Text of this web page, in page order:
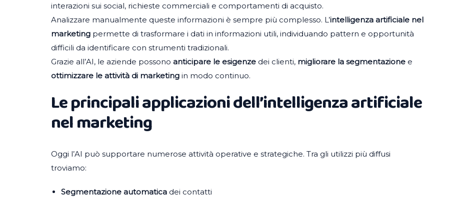
interazioni sui social, richieste commerciali e comportamenti di acquisto.
Analizzare manualmente queste informazioni è sempre più complesso. L’intelligenza artificiale nel
marketing permette di trasformare i dati in informazioni utili, individuando pattern e opportunità
difficili da identificare con strumenti tradizionali.
Grazie all’AI, le aziende possono anticipare le esigenze dei clienti, migliorare la segmentazione e
ottimizzare le attività di marketing in modo continuo.
Le principali applicazioni dell’intelligenza artificiale
nel marketing
Oggi l’AI può supportare numerose attività operative e strategiche. Tra gli utilizzi più diffusi
troviamo:
Segmentazione automatica dei contatti